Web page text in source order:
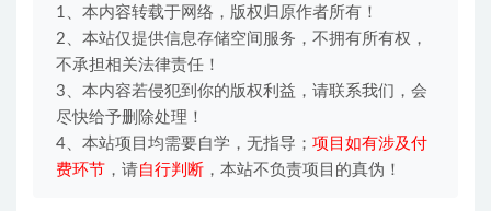
1、本内容转载于网络，版权归原作者所有！
2、本站仅提供信息存储空间服务，不拥有所有权，
不承担相关法律责任！
3、本内容若侵犯到你的版权利益，请联系我们，会
尽快给予删除处理！
4、本站项目均需要自学，无指导； 项目如有涉及付
费环节 ，请自行判断 ，本站不负责项目的真伪！